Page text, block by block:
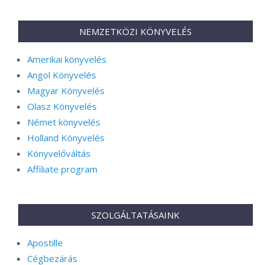
NEMZETKÖZI KÖNYVELÉS
Amerikai könyvelés
Angol Könyvelés
Magyar Könyvelés
Olasz Könyvelés
Német könyvelés
Holland Könyvelés
Könyvelőváltás
Affiliate program
SZOLGÁLTATÁSAINK
Apostille
Cégbezárás